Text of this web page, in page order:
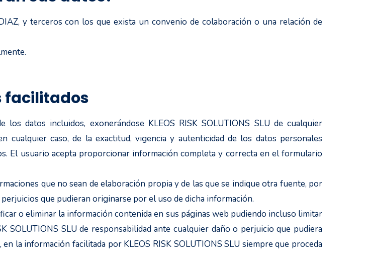
y terceros con los que exista un convenio de colaboración o una relación de
facilitados
datos incluidos, exonerándose KLEOS RISK SOLUTIONS SLU de cualquier
cualquier caso, de la exactitud, vigencia y autenticidad de los datos personales
El usuario acepta proporcionar información completa y correcta en el formulario
que no sean de elaboración propia y de las que se indique otra fuente, por
que pudieran originarse por el uso de dicha información.
o eliminar la información contenida en sus páginas web pudiendo incluso limitar
SOLUTIONS SLU de responsabilidad ante cualquier daño o perjuicio que pudiera
la información facilitada por KLEOS RISK SOLUTIONS SLU siempre que proceda